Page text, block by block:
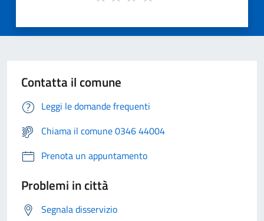
Contatta il comune
Leggi le domande frequenti
Chiama il comune 0346 44004
Prenota un appuntamento
Problemi in città
Segnala disservizio